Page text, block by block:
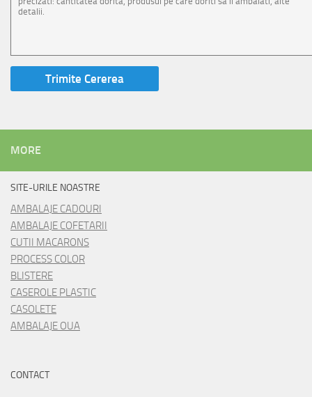
MORE
SITE-URILE NOASTRE
AMBALAJE CADOURI
AMBALAJE COFETARII
CUTII MACARONS
PROCESS COLOR
BLISTERE
CASEROLE PLASTIC
CASOLETE
AMBALAJE OUA
CONTACT